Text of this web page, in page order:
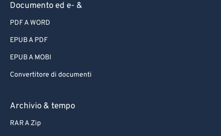
Documento ed e- &
PDF A WORD
EPUB A PDF
EPUB A MOBI
Convertitore di documenti
Archivio & tempo
RAR A Zip